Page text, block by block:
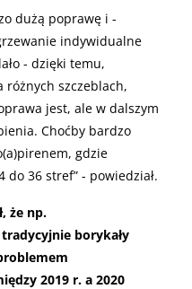
dużą poprawę i -
indywidualne
- dzięki temu,
różnych szczeblach,
jest, ale w dalszym
Choćby bardzo
gdzie
36 stref” - powiedział.
że np.
borykały
2019 r. a 2020